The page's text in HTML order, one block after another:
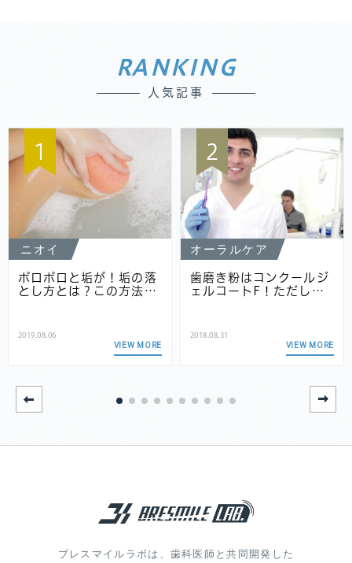
RANKING
人気記事
1
ニオイ
ポロポロと垢が！垢の落
とし方とは？この方法…
2019.08.06
VIEW MORE
2
オーラルケア
歯磨き粉はコンクールジ
ェルコートF！ただし…
2018.08.31
VIEW MORE
ブレスマイルラボは、歯科医師と共同開発した